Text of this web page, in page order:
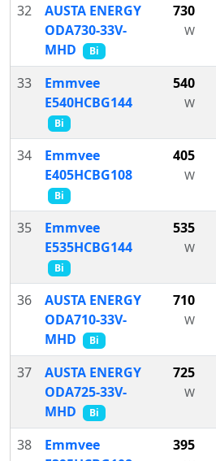
32
AUSTA ENERGY
ODA730-33V-
MHD
Bi
730
W
33
Emmvee
E540HCBG144
Bi
540
W
34
Emmvee
E405HCBG108
Bi
405
W
35
Emmvee
E535HCBG144
Bi
535
W
36
AUSTA ENERGY
ODA710-33V-
MHD
Bi
710
W
37
AUSTA ENERGY
ODA725-33V-
MHD
Bi
725
W
38
Emmvee
395